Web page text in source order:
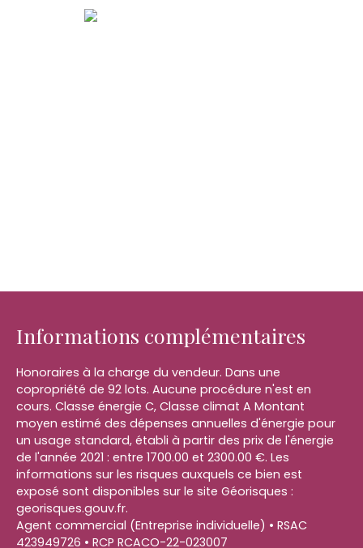
Informations complémentaires
Honoraires à la charge du vendeur. Dans une
copropriété de 92 lots. Aucune procédure n'est en
cours. Classe énergie C, Classe climat A Montant
moyen estimé des dépenses annuelles d'énergie pour
un usage standard, établi à partir des prix de l'énergie
de l'année 2021 : entre 1700.00 et 2300.00 €. Les
informations sur les risques auxquels ce bien est
exposé sont disponibles sur le site Géorisques :
georisques.gouv.fr.
Agent commercial (Entreprise individuelle) • RSAC
423949726 • RCP RCACO-22-023007